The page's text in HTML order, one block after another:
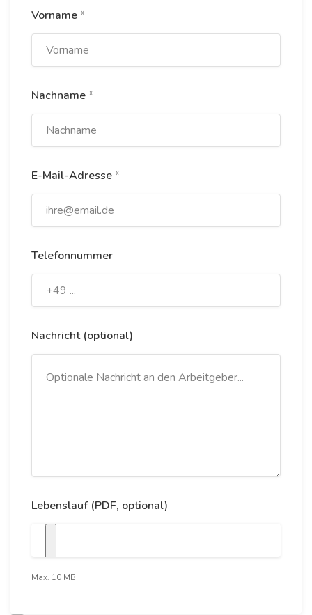
Vorname*
Nachname*
E-Mail-Adresse*
Telefonnummer
Nachricht (optional)
Lebenslauf (PDF, optional)
Max. 10 MB